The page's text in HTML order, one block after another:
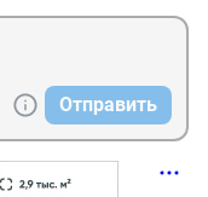
Отправить